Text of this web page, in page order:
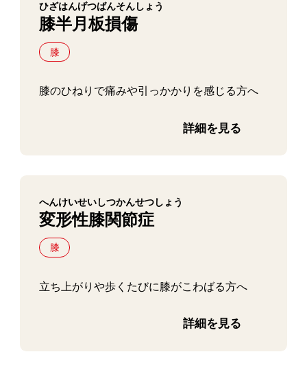
ひざはんげつばんそんしょう
膝半月板損傷
膝
膝のひねりで痛みや引っかかりを感じる方へ
詳細を見る
へんけいせいしつかんせつしょう
変形性膝関節症
膝
立ち上がりや歩くたびに膝がこわばる方へ
詳細を見る